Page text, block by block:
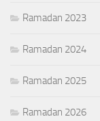
Ramadan 2023
Ramadan 2024
Ramadan 2025
Ramadan 2026